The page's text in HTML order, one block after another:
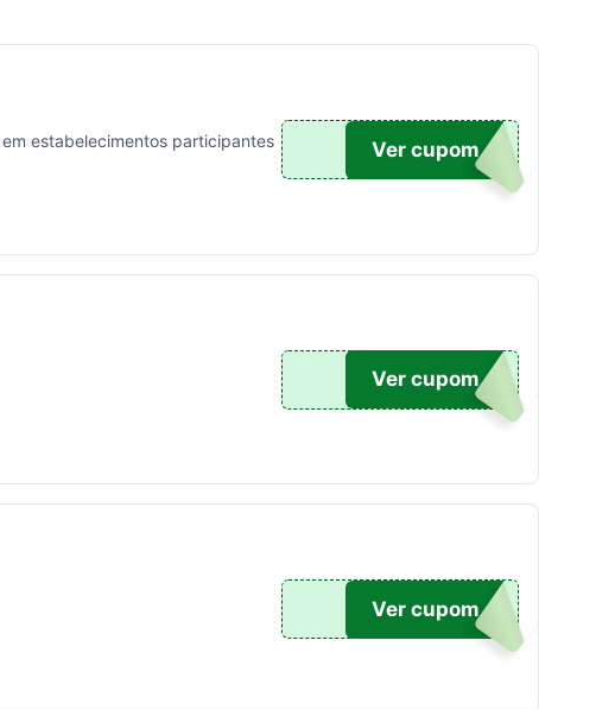
estabelecimentos participantes
POM6
Ver cupom
OM25
Ver cupom
Ver cupom